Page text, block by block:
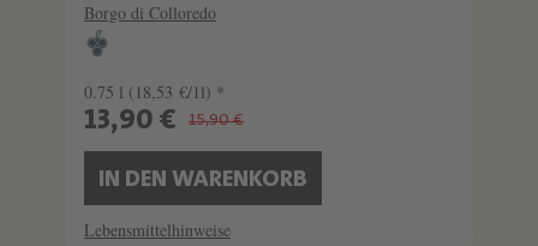
Borgo di Colloredo
0.75 l (18,53 €/1l) *
13,90 € 15,90 €
IN DEN WARENKORB
Lebensmittelhinweise